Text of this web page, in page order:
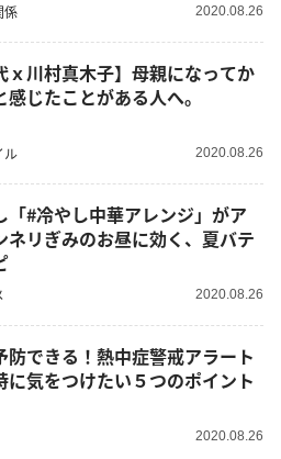
係 2020.08.26
ｘ川村真木子】母親になってか
感じたことがある人へ。
ル 2020.08.26
「#冷やし中華アレンジ」がア
ネリぎみのお昼に効く、夏バテ
2020.08.26
防できる！熱中症警戒アラート
に気をつけたい５つのポイント
2020.08.26